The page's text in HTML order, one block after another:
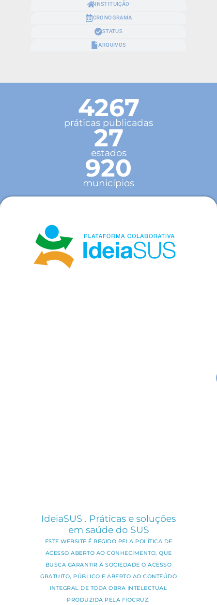
INSTITUIÇÃO
CRONOGRAMA
STATUS
ARQUIVOS
4267
práticas publicadas
27
estados
920
municípios
IdeiaSUS . Práticas e soluções
em saúde do SUS
ESTE WEBSITE É REGIDO PELA POLÍTICA DE
ACESSO ABERTO AO CONHECIMENTO, QUE
BUSCA GARANTIR À SOCIEDADE O ACESSO
GRATUITO, PÚBLICO E ABERTO AO CONTEÚDO
INTEGRAL DE TODA OBRA INTELECTUAL
PRODUZIDA PELA FIOCRUZ.